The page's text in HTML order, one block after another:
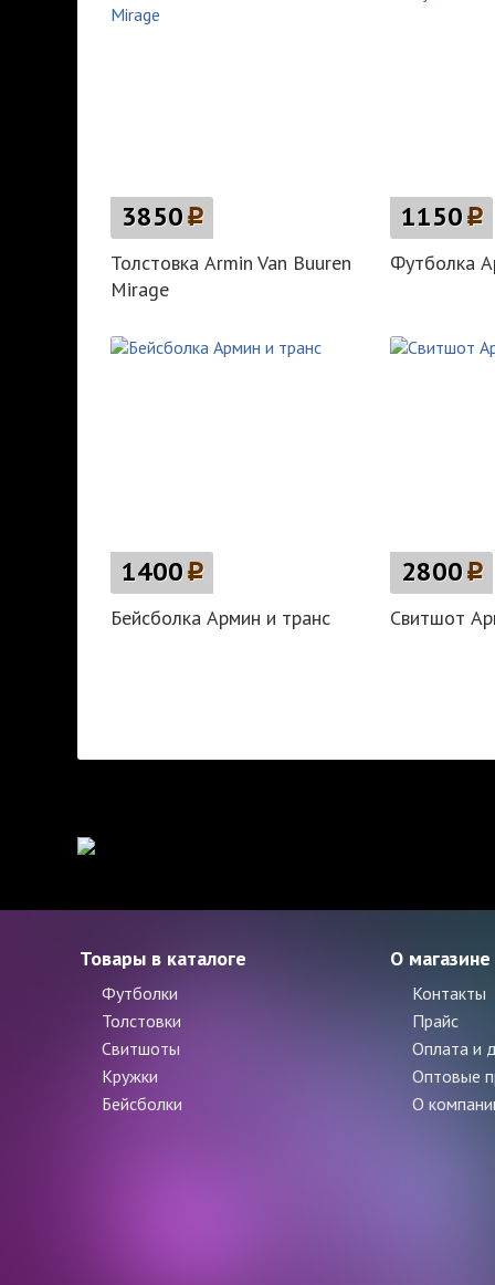
3850p
Толстовка Armin Van Buuren
Mirage
1150p
Футболка
1400p
Бейсболка Армин и транс
2800p
Свитшот
Товары в каталоге
Футболки
Толстовки
Свитшоты
Кружки
Бейсболки
О магазине
Контакты
Прайс
Оплата и
Оптовые
О